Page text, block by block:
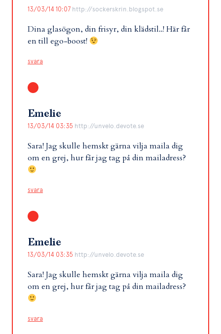
13/03/14 10:07 http://sockerskrin.blogspot.se
Dina glasögon, din frisyr, din klädstil..! Här får
en till ego-boost!
svara
Emelie
13/03/14 03:35 http://unvelo.devote.se
Sara! Jag skulle hemskt gärna vilja maila dig
om en grej, hur får jag tag på din mailadress?
svara
Emelie
13/03/14 03:35 http://unvelo.devote.se
Sara! Jag skulle hemskt gärna vilja maila dig
om en grej, hur får jag tag på din mailadress?
svara